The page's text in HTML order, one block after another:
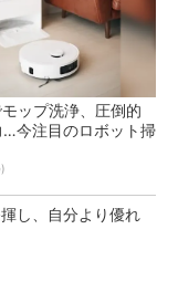
ップ洗浄、圧倒的
…今注目のロボット掃
し、自分より優れ